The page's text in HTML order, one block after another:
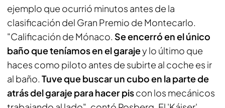
ejemplo que ocurrió minutos antes de la
clasificación del Gran Premio de Montecarlo.
"Calificación de Mónaco. Se encerró en el único
baño que teníamos en el garajey lo último que
haces como piloto antes de subirte al coche es ir
al baño. Tuve que buscar un cubo en la parte de
atrás del garaje para hacer piscon los mecánicos